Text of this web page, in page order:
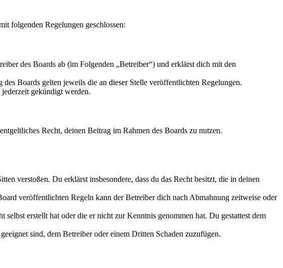
folgenden Regelungen geschlossen:
des Boards ab (im Folgenden „Betreiber“) und erklärst dich mit den
Boards gelten jeweils die an dieser Stelle veröffentlichten Regelungen.
gekündigt werden.
Recht, deinen Beitrag im Rahmen des Boards zu nutzen.
verstoßen. Du erklärst insbesondere, dass du das Recht besitzt, die in deinen
veröffentlichten Regeln kann der Betreiber dich nach Abmahnung zeitweise oder
erstellt hat oder die er nicht zur Kenntnis genommen hat. Du gestattest dem
sind, dem Betreiber oder einem Dritten Schaden zuzufügen.